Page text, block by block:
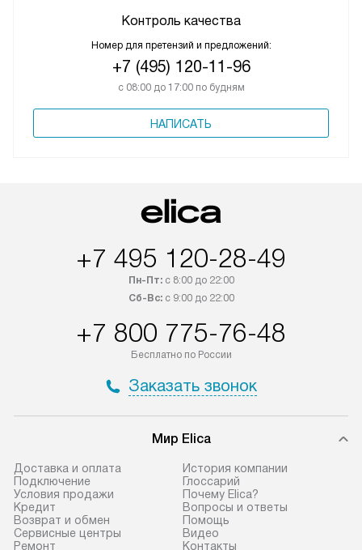
Контроль качества
Номер для претензий и предложений:
+7 (495) 120-11-96
с 08:00 до 17:00 по будням
НАПИСАТЬ
+7 495 120-28-49
Пн-Пт:с 8:00 до 22:00
Сб-Вс:с 9:00 до 22:00
+7 800 775-76-48
Бесплатно по России
Заказать звонок
Мир Elica
Доставка и оплата
Подключение
Условия продажи
Кредит
Возврат и обмен
Сервисные центры
Ремонт
История компании
Глоссарий
Почему Elica?
Вопросы и ответы
Помощь
Видео
Контакты